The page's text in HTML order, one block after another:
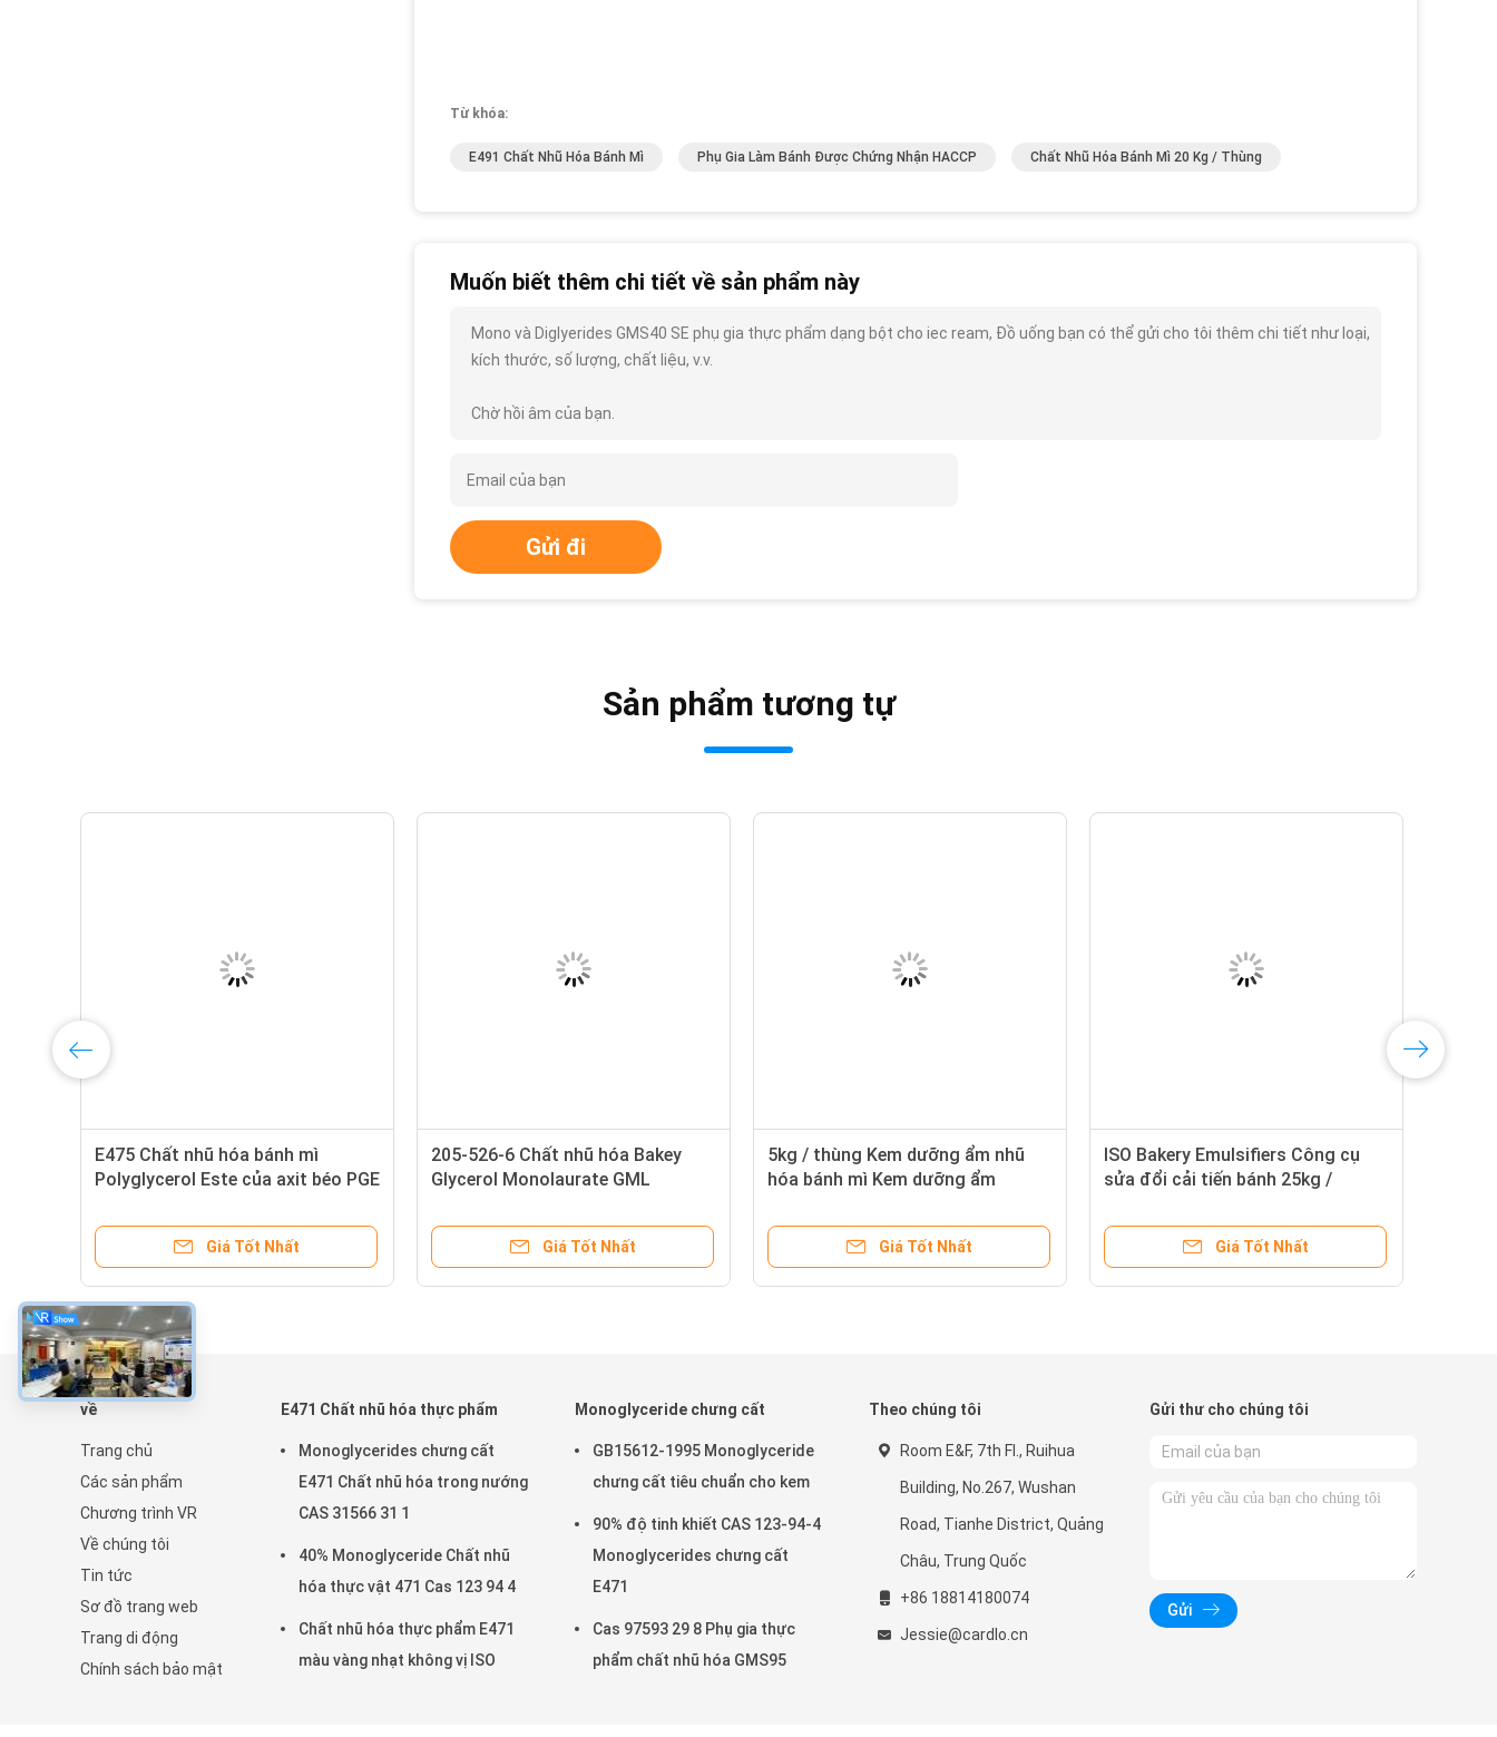
Từ khóa:
E491 Chất Nhũ Hóa Bánh Mì Phụ Gia Làm Bánh Được Chứng Nhận HACCP Chất Nhũ Hóa Bánh Mì 20 Kg / Thùng
Muốn biết thêm chi tiết về sản phẩm này
Mono và Diglyerides GMS40 SE phụ gia thực phẩm dạng bột cho iec ream, Đồ uống bạn có thể gửi cho tôi thêm chi tiết như loại,
kích thước, số lượng, chất liệu, v.v.
Chờ hồi âm của bạn.
Gửi đi
Sản phẩm tương tự
E475 Chất nhũ hóa bánh mì
Polyglycerol Este của axit béo PGE
Giá Tốt Nhất
205-526-6 Chất nhũ hóa Bakey
Glycerol Monolaurate GML
Giá Tốt Nhất
5kg / thùng Kem dưỡng ẩm nhũ
hóa bánh mì Kem dưỡng ẩm
Giá Tốt Nhất
ISO Bakery Emulsifiers Công cụ
sửa đổi cải tiến bánh 25kg /
Giá Tốt Nhất
về
Trang chủ
Các sản phẩm
Chương trình VR
Về chúng tôi
Tin tức
Sơ đồ trang web
Trang di động
Chính sách bảo mật
E471 Chất nhũ hóa thực phẩm
Monoglycerides chưng cất
E471 Chất nhũ hóa trong nướng
CAS 31566 31 1
40% Monoglyceride Chất nhũ
hóa thực vật 471 Cas 123 94 4
Chất nhũ hóa thực phẩm E471
màu vàng nhạt không vị ISO
Monoglyceride chưng cất
GB15612-1995 Monoglyceride
chưng cất tiêu chuẩn cho kem
90% độ tinh khiết CAS 123-94-4
Monoglycerides chưng cất
E471
Cas 97593 29 8 Phụ gia thực
phẩm chất nhũ hóa GMS95
Theo chúng tôi
Room E&F, 7th Fl., Ruihua
Building, No.267, Wushan
Road, Tianhe District, Quảng
Châu, Trung Quốc
+86 18814180074
Jessie@cardlo.cn
Gửi thư cho chúng tôi
Gửi